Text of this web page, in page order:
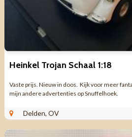
Heinkel Trojan Schaal 1:18
Vaste prijs. Nieuw in doos. Kijk voor meer
mijn andere advertenties op Snuffelhoek.
Delden, OV